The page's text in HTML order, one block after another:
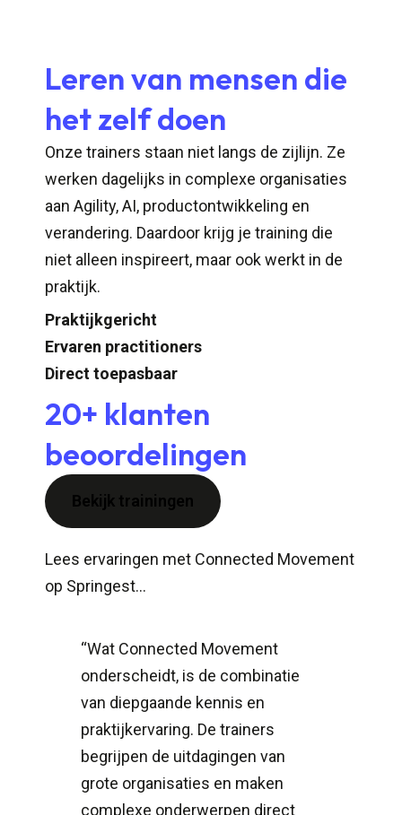
Leren van mensen die
het zelf doen
Onze trainers staan niet langs de zijlijn. Ze
werken dagelijks in complexe organisaties
aan Agility, AI, productontwikkeling en
verandering. Daardoor krijg je training die
niet alleen inspireert, maar ook werkt in de
praktijk.
Praktijkgericht
Ervaren practitioners
Direct toepasbaar
20+ klanten
beoordelingen
Bekijk trainingen
Lees ervaringen met Connected Movement
op Springest…
“Wat Connected Movement
onderscheidt, is de combinatie
van diepgaande kennis en
praktijkervaring. De trainers
begrijpen de uitdagingen van
grote organisaties en maken
complexe onderwerpen direct